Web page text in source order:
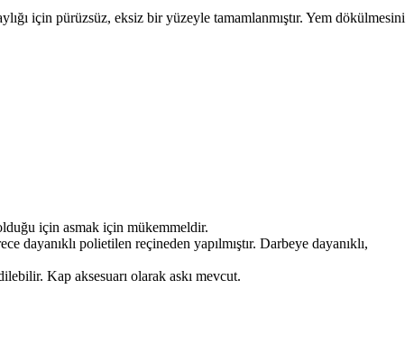
için pürüzsüz, eksiz bir yüzeyle tamamlanmıştır. Yem dökülmesini
için asmak için mükemmeldir.
dayanıklı polietilen reçineden yapılmıştır. Darbeye dayanıklı,
Kap aksesuarı olarak askı mevcut.